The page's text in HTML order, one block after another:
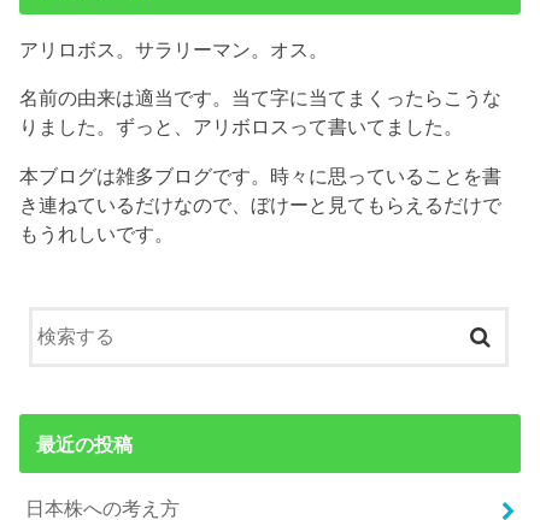
アリロボス。サラリーマン。オス。
名前の由来は適当です。当て字に当てまくったらこうな
りました。ずっと、アリボロスって書いてました。
本ブログは雑多ブログです。時々に思っていることを書
き連ねているだけなので、ぼけーと見てもらえるだけで
もうれしいです。
最近の投稿
日本株への考え方